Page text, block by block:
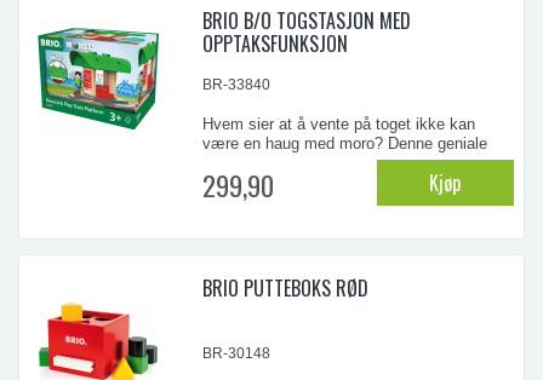
BRIO B/O TOGSTASJON MED
OPPTAKSFUNKSJON
BR-33840
Hvem sier at å vente på toget ikke kan
være en haug med moro? Denne geniale
lille togstasjonen er en ny versjon av BRIOs
superpopulære Record & Play-funksjon.
Trykk på én knapp og snakk, trykk på den
299,90 Kjøp
BRIO PUTTEBOKS RØD
BR-30148